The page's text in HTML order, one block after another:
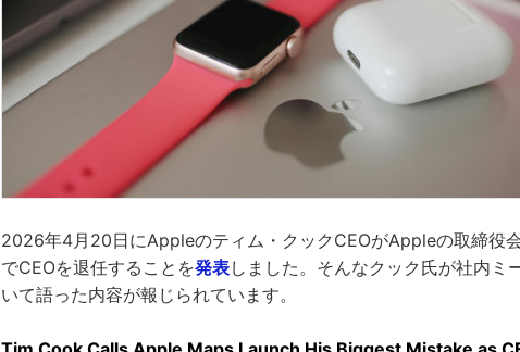
2026年4月20日にAppleのティム・クックCEOがAppleの取締役
でCEOを退任することを発表しました。そんなクック氏が社内ミ
いて語った内容が報じられています。